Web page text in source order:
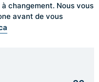
changement. Nous vous
avant de vous